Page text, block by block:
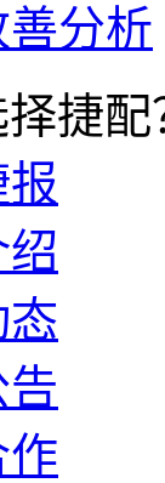
善分析
捷配
作